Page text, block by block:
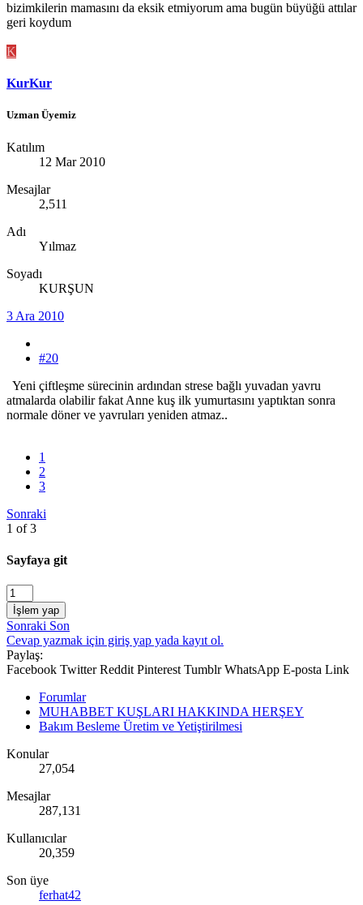
bizimkilerin mamasını da eksik etmiyorum ama bugün büyüğü attılar
geri koydum
K
KurKur
Uzman Üyemiz
Katılım
12 Mar 2010
Mesajlar
2,511
Adı
Yılmaz
Soyadı
KURŞUN
3 Ara 2010
#20
Yeni çiftleşme sürecinin ardından strese bağlı yuvadan yavru
atmalarda olabilir fakat Anne kuş ilk yumurtasını yaptıktan sonra
normale döner ve yavruları yeniden atmaz..
1
2
3
Sonraki
1 of 3
Sayfaya git
İşlem yap
Sonraki Son
Cevap yazmak için giriş yap yada kayıt ol.
Paylaş:
Facebook Twitter Reddit Pinterest Tumblr WhatsApp E-posta Link
Forumlar
MUHABBET KUŞLARI HAKKINDA HERŞEY
Bakım Besleme Üretim ve Yetiştirilmesi
Konular
27,054
Mesajlar
287,131
Kullanıcılar
20,359
Son üye
ferhat42